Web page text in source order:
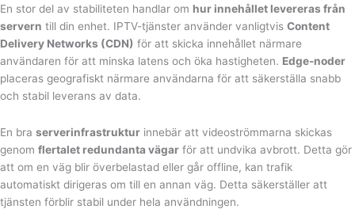
En stor del av stabiliteten handlar om hur innehållet levereras från
servern till din enhet. IPTV-tjänster använder vanligtvis Content
Delivery Networks (CDN) för att skicka innehållet närmare
användaren för att minska latens och öka hastigheten. Edge-noder
placeras geografiskt närmare användarna för att säkerställa snabb
och stabil leverans av data.
En bra serverinfrastruktur innebär att videoströmmarna skickas
genom flertalet redundanta vägar för att undvika avbrott. Detta gör
att om en väg blir överbelastad eller går offline, kan trafik
automatiskt dirigeras om till en annan väg. Detta säkerställer att
tjänsten förblir stabil under hela användningen.